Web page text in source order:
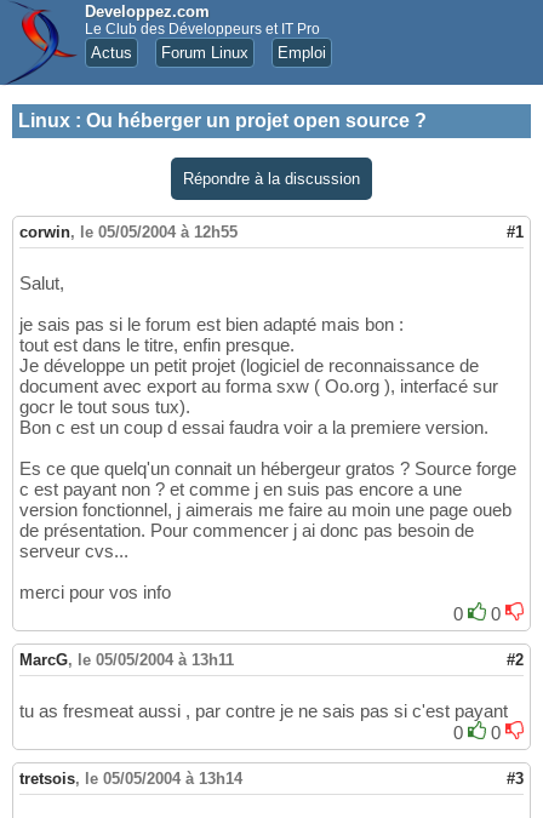
Developpez.com
Le Club des Développeurs et IT Pro
Actus Forum Linux Emploi
Linux : Ou héberger un projet open source ?
Répondre à la discussion
corwin, le 05/05/2004 à 12h55 #1
Salut,
je sais pas si le forum est bien adapté mais bon :
tout est dans le titre, enfin presque.
Je développe un petit projet (logiciel de reconnaissance de
document avec export au forma sxw ( Oo.org ), interfacé sur
gocr le tout sous tux).
Bon c est un coup d essai faudra voir a la premiere version.
Es ce que quelq'un connait un hébergeur gratos ? Source forge
c est payant non ? et comme j en suis pas encore a une
version fonctionnel, j aimerais me faire au moin une page oueb
de présentation. Pour commencer j ai donc pas besoin de
serveur cvs...
merci pour vos info
0
0
MarcG, le 05/05/2004 à 13h11 #2
tu as fresmeat aussi , par contre je ne sais pas si c'est payant
0
0
tretsois, le 05/05/2004 à 13h14 #3